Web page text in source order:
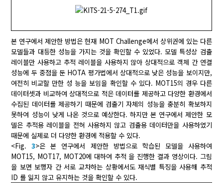
본 연구에서 제안한 방법은 현재 MOT Challenge에서 상위권에 있는 다른
모델들과 대등한 성능을 가지는 것을 확인할 수 있었다. 모델 특성상 검출
레이블만 사용하고 추적 레이블을 사용하지 않아 상대적으로 객체 간 연결
성능에 두 중점을 둔 HOTA 평가법에서 상대적으로 낮은 성능을 보이지만,
여전히 비교할 만한 성 능을 보임을 확인할 수 있다. MOT15의 경우 다른
데이터셋과 비교하여 상대적으로 적은 데이터를 제공하고 다양한 환경에서
수집된 데이터를 제공하기 때문에 검출기 자체의 성능을 충분히 확보하지
못하여 성능이 낮게 나온 것으로 예상한다. 하지만 본 연구에서 제안한 모
델은 추적용 레이블을 전혀 사용하지 않고 검출용 데이터만을 사용하였기
때문에 실제로 더 다양한 환경에 적용할 수 있다.
<Fig.3>은 본 연구에서 제안한 방법으로 학습된 모델을 사용하여
MOT15, MOT17, MOT20에 대하여 추적 을 진행한 결과 영상이다. 그림
을 보면 보행자 간 서로 교차하는 상황에서도 재식별 특징을 사용해 추적
ID 를 잃지 않고 유지하는 것을 확인할 수 있다.